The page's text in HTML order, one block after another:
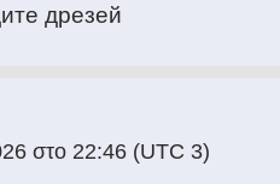
дрeзей
στο 22:46 (UTC 3)